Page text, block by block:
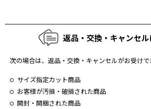
返品・交換・キャンセ
次の場合は、返品・交換・キャンセルがお受けで
サイズ指定カット商品
お客様が汚損・破損された商品
開封・開梱された商品